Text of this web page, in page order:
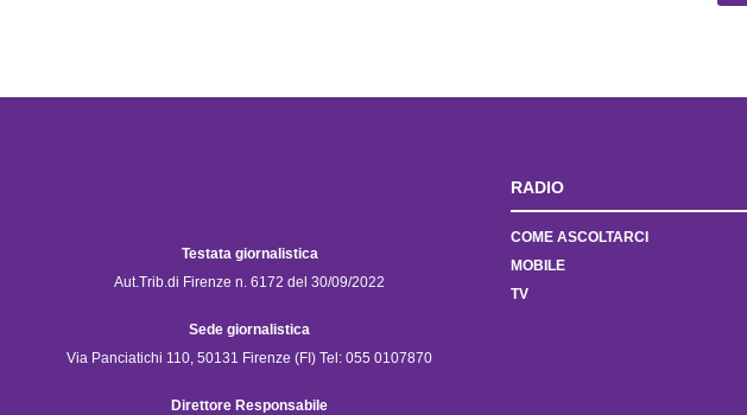
Testata giornalistica
Aut.Trib.di Firenze n. 6172 del 30/09/2022
Sede giornalistica
Via Panciatichi 110, 50131 Firenze (FI) Tel: 055 0107870
Direttore Responsabile
RADIO
COME ASCOLTARCI
MOBILE
TV